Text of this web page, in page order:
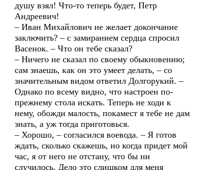
душу взял! Что-то теперь будет, Петр
Андреевич!
– Иван Михайлович не желает докончание
заключить? – с замиранием сердца спросил
Васенок. – Что он тебе сказал?
– Ничего не сказал по своему обыкновению;
сам знаешь, как он это умеет делать, – со
значительным видом ответил Долгорукий. –
Однако по всему видно, что настроен по-
прежнему стола искать. Теперь не ходи к
нему, обожди малость, покамест я тебе не дам
знать, а уж тогда приготовься.
– Хорошо, – согласился воевода. – Я готов
ждать, сколько скажешь, но когда придет мой
час, я от него не отстану, что бы ни
случилось. Дело это слишком для меня